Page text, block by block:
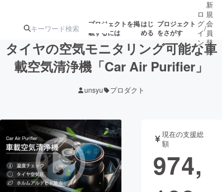
プロジェクトを掲
載するには
はじ
める
プロジェクト
をさがす
注目の新着プロ
ジェクト
ロジェクト
アート・写真 音楽
テクノロジー・ガジェット ゲーム・サ
映像・映画
ロ
グ
イ
ン
/
新
規
会
員
登
録
タイヤの空気モニタリング可能な車
載空気清浄機「Car Air Purifier」
unsyu プロダクト
現在の支援総
額
974,